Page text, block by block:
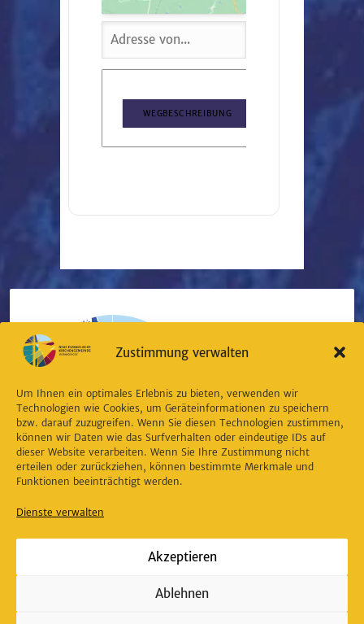
Zustimmung verwalten
Um Ihnen ein optimales Erlebnis zu bieten, verwenden wir
Technologien wie Cookies, um Geräteinformationen zu speichern
bzw. darauf zuzugreifen. Wenn Sie diesen Technologien zustimmen,
können wir Daten wie das Surfverhalten oder eindeutige IDs auf
dieser Website verarbeiten. Wenn Sie Ihre Zustimmung nicht
erteilen oder zurückziehen, können bestimmte Merkmale und
Funktionen beeinträchtigt werden.
Dienste verwalten
Akzeptieren
Ablehnen
Oberpfarrkirchhof 12